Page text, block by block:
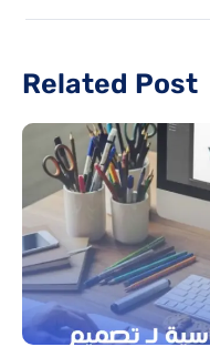
Related Post